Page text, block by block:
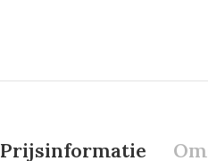
Prijsinformatie